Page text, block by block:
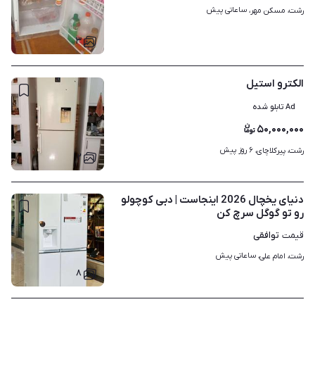
۳
رشت، مسکن مهر، ساعاتی پیش
۲
الکترو استیل
Ad تابلو شده
۵۰,۰۰۰,۰۰۰
رشت، پیرکلاچای، ۶ روز پیش
۸
دنیای یخچال 2026 اینجاست | دبی کوچولو
رو تو گوگل سرچ کن
قیمت توافقی
رشت، امام علی، ساعاتی پیش